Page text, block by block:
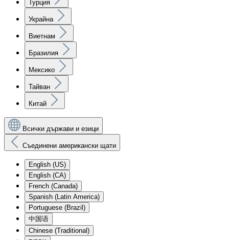
Турция
Украйна
Виетнам
Бразилия
Мексико
Тайван
Китай
Всички държави и езици
Съединени американски щати
English (US)
English (CA)
French (Canada)
Spanish (Latin America)
Portuguese (Brazil)
中国语
Chinese (Traditional)